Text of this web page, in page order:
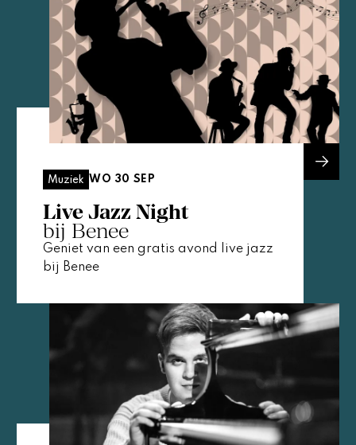
Muziek WO 30 SEP
Live Jazz Night
bij Benee
Geniet van een gratis avond live jazz
bij Benee